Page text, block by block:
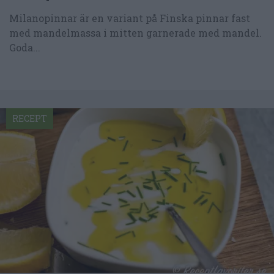
Milanopinnar är en variant på Finska pinnar fast
med mandelmassa i mitten garnerade med mandel.
Goda...
RECEPT